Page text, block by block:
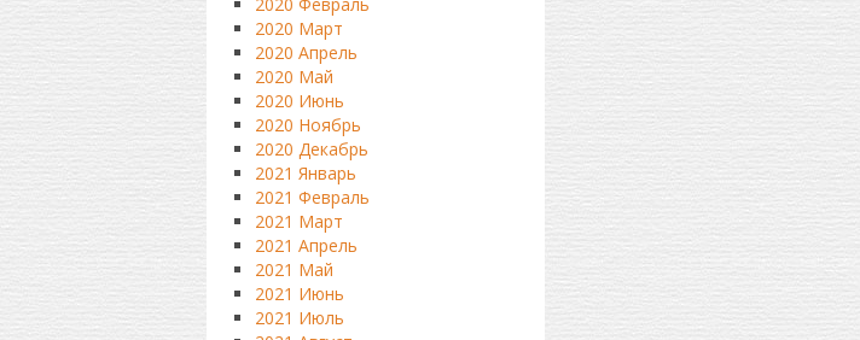
2020 Март
2020 Апрель
2020 Май
2020 Июнь
2020 Ноябрь
2020 Декабрь
2021 Январь
2021 Февраль
2021 Март
2021 Апрель
2021 Май
2021 Июнь
2021 Июль